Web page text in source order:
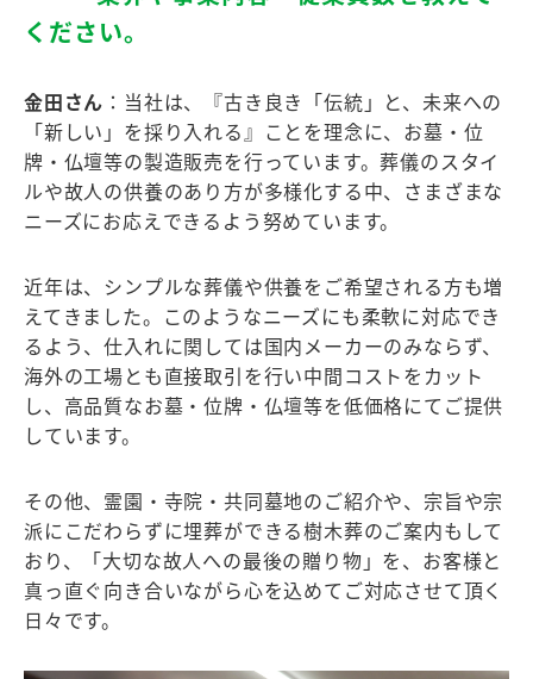
ください。
金田さん ：当社は、『古き良き「伝統」と、未来への
「新しい」を採り入れる』ことを理念に、お墓・位
牌・仏壇等の製造販売を行っています。葬儀のスタイ
ルや故人の供養のあり方が多様化する中、さまざまな
ニーズにお応えできるよう努めています。
近年は、シンプルな葬儀や供養をご希望される方も増
えてきました。このようなニーズにも柔軟に対応でき
るよう、仕入れに関しては国内メーカーのみならず、
海外の工場とも直接取引を行い中間コストをカット
し、高品質なお墓・位牌・仏壇等を低価格にてご提供
しています。
その他、霊園・寺院・共同墓地のご紹介や、宗旨や宗
派にこだわらずに埋葬ができる樹木葬のご案内もして
おり、「大切な故人への最後の贈り物」を、お客様と
真っ直ぐ向き合いながら心を込めてご対応させて頂く
日々です。